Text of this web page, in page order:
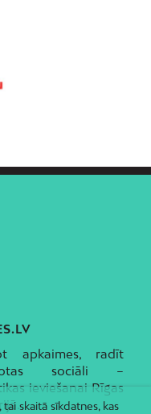
apkaimes, radīt
sociāli –
ieviešanai Rīgas
skaitā sīkdatnes, kas